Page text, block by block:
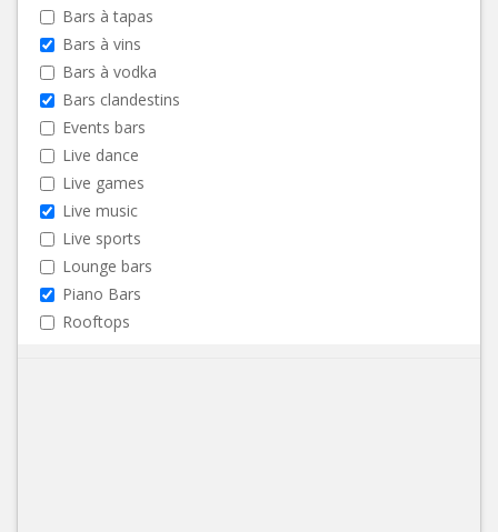
Bars à tapas
Bars à vins
Bars à vodka
Bars clandestins
Events bars
Live dance
Live games
Live music
Live sports
Lounge bars
Piano Bars
Rooftops